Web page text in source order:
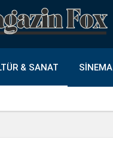
& SANAT SINEMA